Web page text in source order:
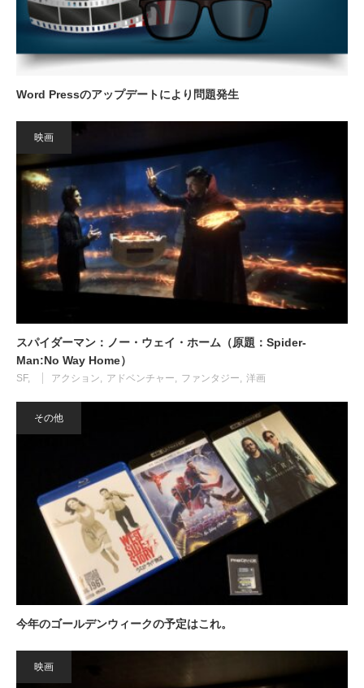
Word Pressのアップデートにより問題発生
映画
スパイダーマン：ノー・ウェイ・ホーム（原題：Spider-
Man:No Way Home）
SF アクション アドベンチャー ファンタジー 洋画
その他
今年のゴールデンウィークの予定はこれ。
映画